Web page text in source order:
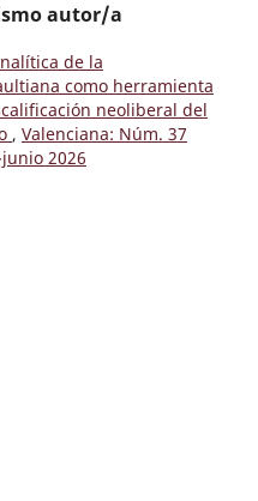
autor/a
de la
como herramienta
neoliberal del
, Valenciana: Núm. 37
2026